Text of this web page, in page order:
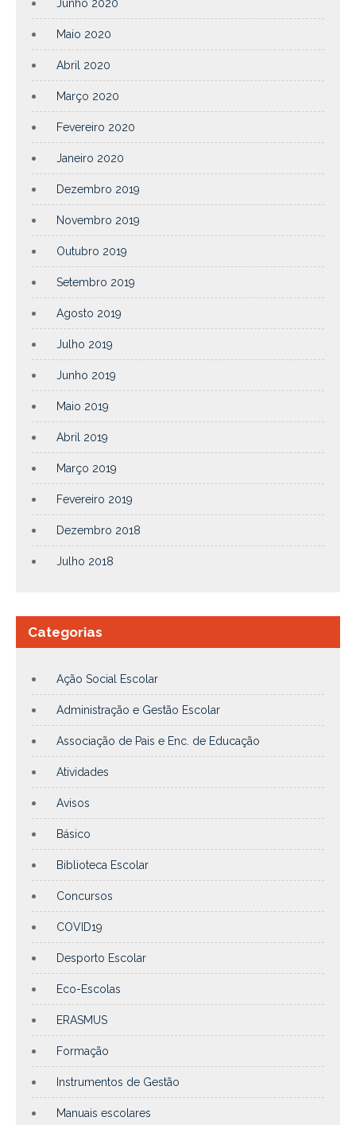
Junho 2020
Maio 2020
Abril 2020
Março 2020
Fevereiro 2020
Janeiro 2020
Dezembro 2019
Novembro 2019
Outubro 2019
Setembro 2019
Agosto 2019
Julho 2019
Junho 2019
Maio 2019
Abril 2019
Março 2019
Fevereiro 2019
Dezembro 2018
Julho 2018
Categorias
Ação Social Escolar
Administração e Gestão Escolar
Associação de Pais e Enc. de Educação
Atividades
Avisos
Básico
Biblioteca Escolar
Concursos
COVID19
Desporto Escolar
Eco-Escolas
ERASMUS
Formação
Instrumentos de Gestão
Manuais escolares